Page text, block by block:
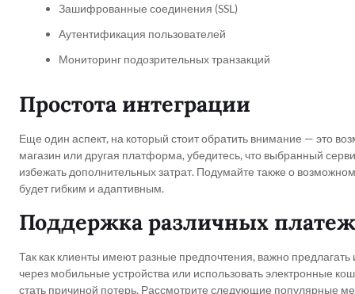
Зашифрованные соединения (SSL)
Аутентификация пользователей
Мониторинг подозрительных транзакций
Простота интеграции
Еще один аспект, на который стоит обратить внимание — это
магазин или другая платформа, убедитесь, что выбранный
избежать дополнительных затрат. Подумайте также о
будет гибким и адаптивным.
Поддержка различных
Так как клиенты имеют разные предпочтения, важно
через мобильные устройства или использовать электронные
стать причиной потерь. Рассмотрите следующие популярные